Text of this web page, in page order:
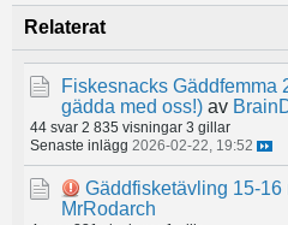
Relaterat
Fiskesnacks Gäddfemma
gädda med oss!) av
44 svar 2 835 visningar 3 gillar
Senaste inlägg 2026-02-22, 19:52
Gäddfisketävling 15-16
MrRodarch